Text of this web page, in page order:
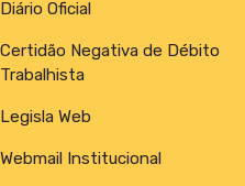
Diário Oficial
Certidão Negativa de Débito
Trabalhista
Legisla Web
Webmail Institucional